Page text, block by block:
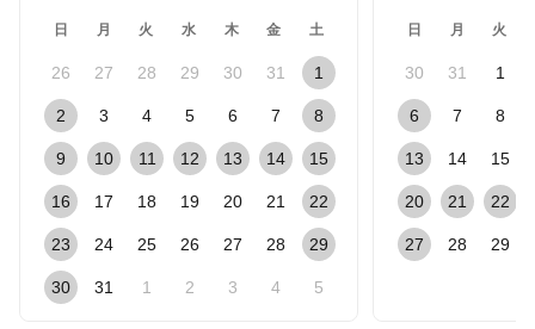
日 月 火 水 木 金 土
26 27 28 29 30 31 1
2 3 4 5 6 7 8
9 10 11 12 13 14 15
16 17 18 19 20 21 22
23 24 25 26 27 28 29
30 31 1 2 3 4 5
日 月 火
30 31 1
6 7 8
13 14 15
20 21 22
27 28 29